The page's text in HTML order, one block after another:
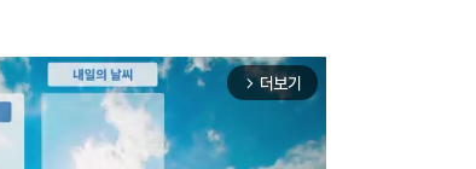
arrow_forward_ios 더보기